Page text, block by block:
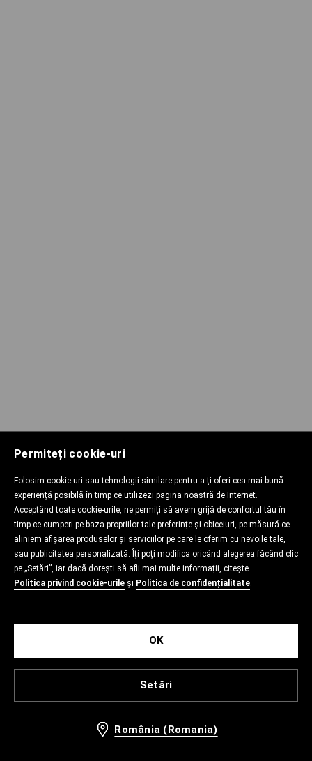
Permiteți cookie-uri
Folosim cookie-uri sau tehnologii similare pentru a-ți oferi cea mai bună
experiență posibilă în timp ce utilizezi pagina noastră de Internet.
Acceptând toate cookie-urile, ne permiți să avem grijă de confortul tău în
timp ce cumperi pe baza propriilor tale preferințe și obiceiuri, pe măsură ce
aliniem afișarea produselor și serviciilor pe care le oferim cu nevoile tale,
sau publicitatea personalizată. Îți poți modifica oricând alegerea făcând clic
pe „Setări”, iar dacă dorești să afli mai multe informații, citește
Politica privind cookie-urile și Politica de confidențialitate.
Setări
OK
România (Romania)